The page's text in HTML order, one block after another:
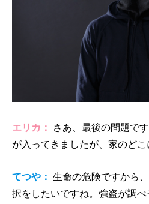
エリカ：
さあ、最後の問題で
が入ってきましたが、家のどこ
てつや： 生命の危険ですから
択をしたいですね。強盗が調